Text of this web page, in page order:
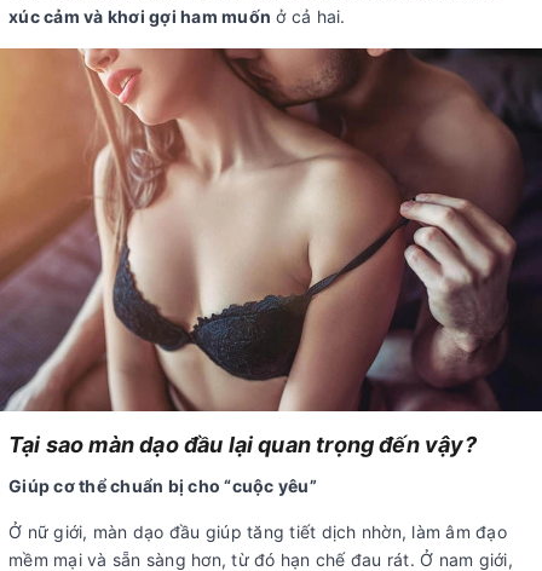
xúc cảm và khơi gợi ham muốn ở cả hai.
Tại sao màn dạo đầu lại quan trọng đến vậy?
Giúp cơ thể chuẩn bị cho “cuộc yêu”
Ở nữ giới, màn dạo đầu giúp tăng tiết dịch nhờn, làm âm đạo
mềm mại và sẵn sàng hơn, từ đó hạn chế đau rát. Ở nam giới,